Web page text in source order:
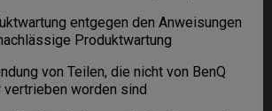
entgegen den Anweisungen
Produktwartung
von Teilen, die nicht von BenQ
worden sind